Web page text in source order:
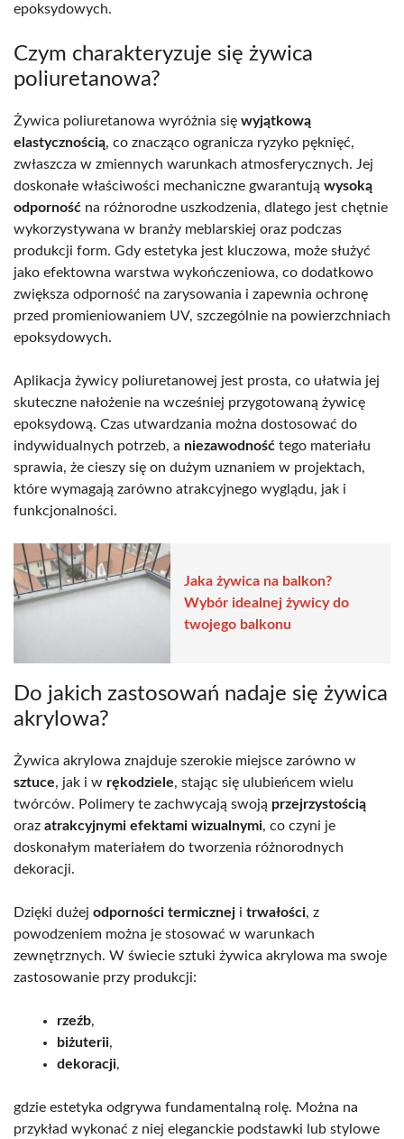
epoksydowych.
Czym charakteryzuje się żywica
poliuretanowa?
Żywica poliuretanowa wyróżnia się wyjątkową
elastycznością, co znacząco ogranicza ryzyko pęknięć,
zwłaszcza w zmiennych warunkach atmosferycznych. Jej
doskonałe właściwości mechaniczne gwarantują wysoką
odporność na różnorodne uszkodzenia, dlatego jest chętnie
wykorzystywana w branży meblarskiej oraz podczas
produkcji form. Gdy estetyka jest kluczowa, może służyć
jako efektowna warstwa wykończeniowa, co dodatkowo
zwiększa odporność na zarysowania i zapewnia ochronę
przed promieniowaniem UV, szczególnie na powierzchniach
epoksydowych.
Aplikacja żywicy poliuretanowej jest prosta, co ułatwia jej
skuteczne nałożenie na wcześniej przygotowaną żywicę
epoksydową. Czas utwardzania można dostosować do
indywidualnych potrzeb, a niezawodność tego materiału
sprawia, że cieszy się on dużym uznaniem w projektach,
które wymagają zarówno atrakcyjnego wyglądu, jak i
funkcjonalności.
Jaka żywica na balkon?
Wybór idealnej żywicy do
twojego balkonu
Do jakich zastosowań nadaje się żywica
akrylowa?
Żywica akrylowa znajduje szerokie miejsce zarówno w
sztuce, jak i w rękodziele, stając się ulubieńcem wielu
twórców. Polimery te zachwycają swoją przejrzystością
oraz atrakcyjnymi efektami wizualnymi, co czyni je
doskonałym materiałem do tworzenia różnorodnych
dekoracji.
Dzięki dużej odporności termicznej i trwałości, z
powodzeniem można je stosować w warunkach
zewnętrznych. W świecie sztuki żywica akrylowa ma swoje
zastosowanie przy produkcji:
rzeźb,
biżuterii,
dekoracji,
gdzie estetyka odgrywa fundamentalną rolę. Można na
przykład wykonać z niej eleganckie podstawki lub stylowe